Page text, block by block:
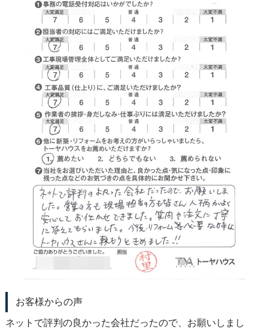
お客様からの声
ネットで評判の良かった会社だったので、お願いしまし